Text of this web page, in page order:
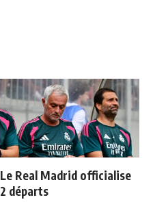
Le Real Madrid officialise
2 départs